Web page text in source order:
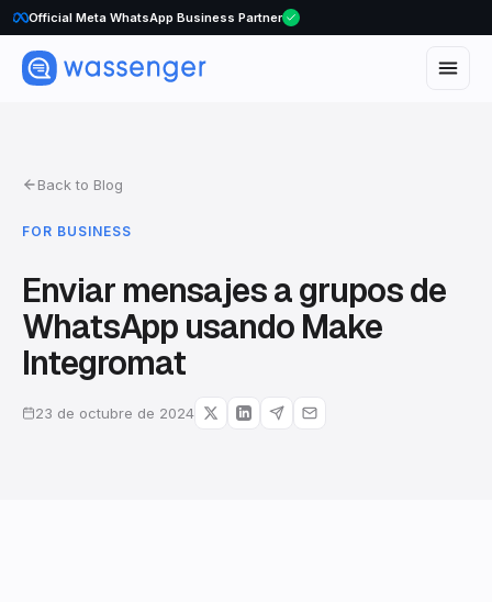
Official Meta WhatsApp Business Partner
Back to Blog
FOR BUSINESS
Enviar mensajes a grupos de
WhatsApp usando Make
Integromat
23 de octubre de 2024